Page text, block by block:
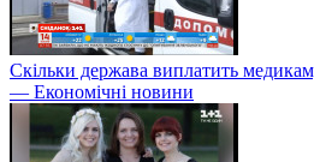
Скільки держава виплатить
— Економічні новини